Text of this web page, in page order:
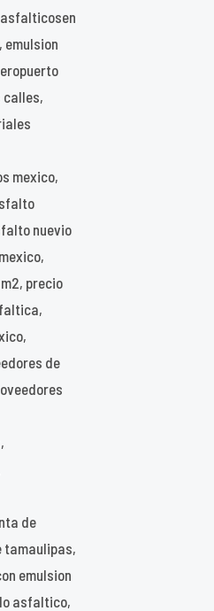
calles,
mexico,
nuevio
precio
de
de
tamaulipas,
emulsion
asfaltico,